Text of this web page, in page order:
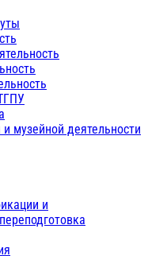
музейной деятельности
и